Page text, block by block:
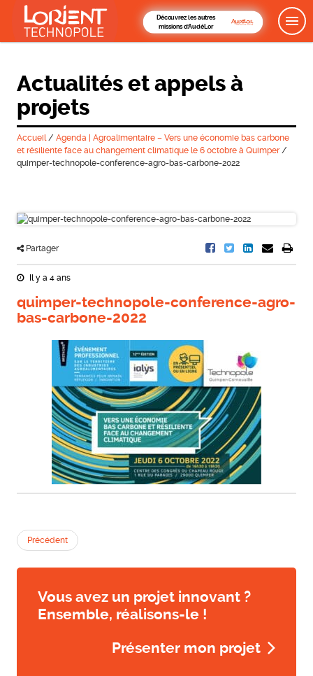
Découvrez les autres
missions d'AudéLor
Actualités et appels à
projets
Accueil/ Agenda | Agroalimentaire – Vers une économie bas carbone
et résiliente face au changement climatique le 6 octobre à Quimper/
quimper-technopole-conference-agro-bas-carbone-2022
Partager
Il y a 4 ans
quimper-technopole-conference-agro-
bas-carbone-2022
Précédent
Vous avez un projet innovant ?
Ensemble, réalisons-le !
Présenter mon projet